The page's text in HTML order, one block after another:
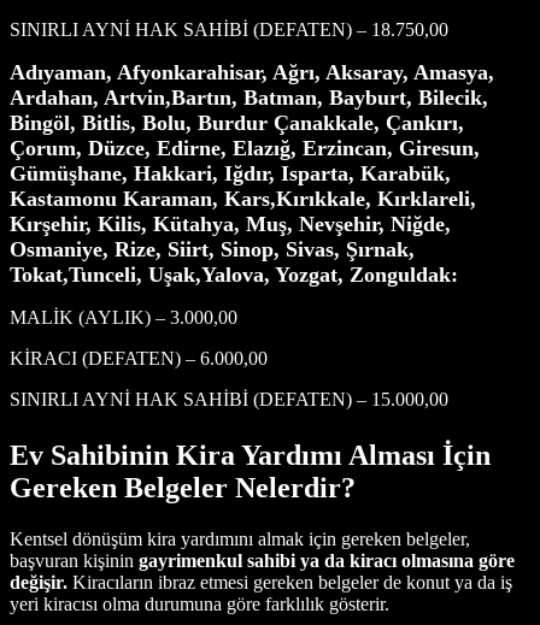
SINIRLI AYNİ HAK SAHİBİ (DEFATEN) – 18.750,00
Adıyaman, Afyonkarahisar, Ağrı, Aksaray, Amasya,
Ardahan, Artvin,Bartın, Batman, Bayburt, Bilecik,
Bingöl, Bitlis, Bolu, Burdur Çanakkale, Çankırı,
Çorum, Düzce, Edirne, Elazığ, Erzincan, Giresun,
Gümüşhane, Hakkari, Iğdır, Isparta, Karabük,
Kastamonu Karaman, Kars,Kırıkkale, Kırklareli,
Kırşehir, Kilis, Kütahya, Muş, Nevşehir, Niğde,
Osmaniye, Rize, Siirt, Sinop, Sivas, Şırnak,
Tokat,Tunceli, Uşak,Yalova, Yozgat, Zonguldak:
MALİK (AYLIK) – 3.000,00
KİRACI (DEFATEN) – 6.000,00
SINIRLI AYNİ HAK SAHİBİ (DEFATEN) – 15.000,00
Ev Sahibinin Kira Yardımı Alması İçin
Gereken Belgeler Nelerdir?
Kentsel dönüşüm kira yardımını almak için gereken belgeler,
başvuran kişinin gayrimenkul sahibi ya da kiracı olmasına göre
değişir. Kiracıların ibraz etmesi gereken belgeler de konut ya da iş
yeri kiracısı olma durumuna göre farklılık gösterir.